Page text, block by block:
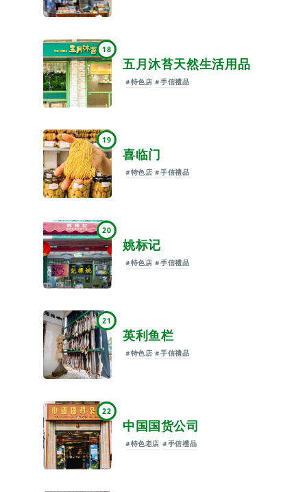
18
五月沐苔天然生活用品
#特色店 #手信禮品
19
喜临门
#特色店 #手信禮品
20
姚标记
#特色店 #手信禮品
21
英利鱼栏
#特色店 #手信禮品
22
中国国货公司
#特色老店 #手信禮品